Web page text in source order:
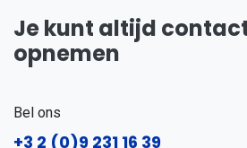
Je kunt altijd
opnemen
Bel ons
+3 2 (0)9 231 16 39